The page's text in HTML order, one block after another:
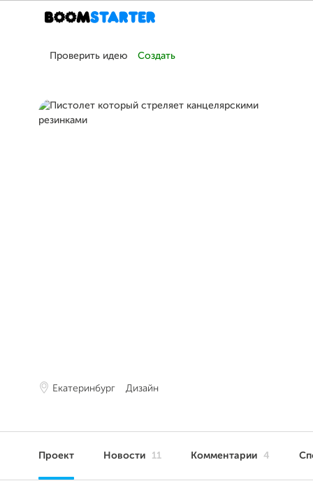
Проверить идею Создать
Екатеринбург Дизайн
Проект Новости 11 Комментарии 4